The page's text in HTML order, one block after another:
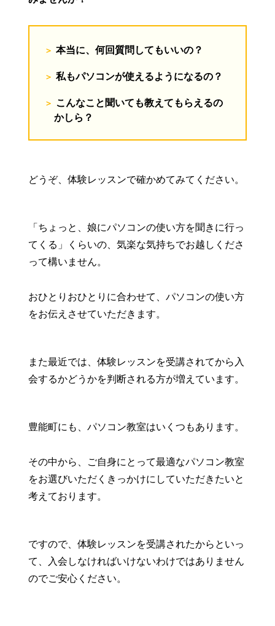
本当に、何回質問してもいいの？
私もパソコンが使えるようになるの？
こんなこと聞いても教えてもらえるの
かしら？
どうぞ、体験レッスンで確かめてみてください。
「ちょっと、娘にパソコンの使い方を聞きに行っ
てくる」くらいの、気楽な気持ちでお越しくださ
って構いません。
おひとりおひとりに合わせて、パソコンの使い方
をお伝えさせていただきます。
また最近では、体験レッスンを受講されてから入
会するかどうかを判断される方が増えています。
豊能町にも、パソコン教室はいくつもあります。
その中から、ご自身にとって最適なパソコン教室
をお選びいただくきっかけにしていただきたいと
考えております。
ですので、体験レッスンを受講されたからといっ
て、入会しなければいけないわけではありません
のでご安心ください。